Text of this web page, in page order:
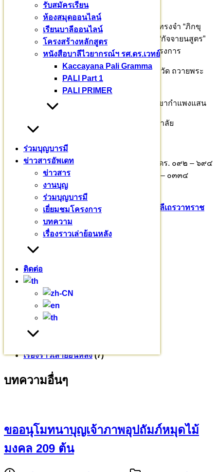
รับสมัครเรียน
ห้องสมุดออนไลน์
เรียนบาลีออนไลน์
โครงสร้างหลักสูตร
หนังสือบาลีไวยากรณ์ฯ รศ.ดร.เวทย์
Kaccayana Pali Gramma
PALI Part 1
PALI PRIMER
ร่วมบุญบารมี
ข่าวสารอัพเดท
ข่าวสาร
งานบุญ
ร่วมบุญบารมี
เยี่ยมชมโครงการ
บทความ
เรื่องราวเล่าย้อนหลัง
ติดต่อ
๒๖ มกราคม – ๒ กุมภาพันธ์ ๒๕๖๗ รวม ๗ วัน
บัดนี้ มีพระสงฆ์จาก ๒๙ จังหวัดทั่วประเทศ สวดทรงจำ “ภิกขุ
ปาติโมกข์” ศากยบุตรสามเณรสีหะ สวดทรงจำ “กัจจายนสูตร”
รวมพระสงฆ์สามเณร ๑๙๗ รูป ร่วมกิจกรรมโครงการ
ขอเชิญสาธุชน อุปถัมภ์ เรือนว่าง กลด เครื่องจำวัด ถวายพระ
ร่วมบุญบารมี สร้างศาสนทายาท ธ.กรุงไทย สาขากำแพงแสน
ชื่อบัญชี มหาวชิราลงกรณบาลีเถรวาทราชวิทยาลัย
เลขที่ : 726-0-76552-6
ติดต่อร่วมบุญอุปถัมภ์ พระธรรมวชิราจารย์ รศ.ดร. ๐๙๒ – ๖๙๔
– ๘๘๘๓ พระมหาธีรเพชร ธีรเวที ๐๘๙ – ๘๙๙ – ๐๓๓๔
รศ.ดร.เวทย์ บรรณกรกุล ๐๘๑ – ๙๔๓ – ๒๖๖๕
Pali English บาลีเถรวาท มหาวชิราลงกรณ​บาลี​เถรวาท​ราช​
สามเณรสีหะ
หมวดหมู่
ข่าวสาร
งานบุญ
บทความ(80)
พระมหากรุณาธิคุณ
ร่วมบุญบารมี
เยี่ยมชมโครงการ
เรื่องราวเล่าย้อนหลัง(7)
บทความอื่นๆ
ขออนุโมทนาบุญเจ้าภาพอุปถัมภ์หมุดไม้
มงคล 209 ต้น